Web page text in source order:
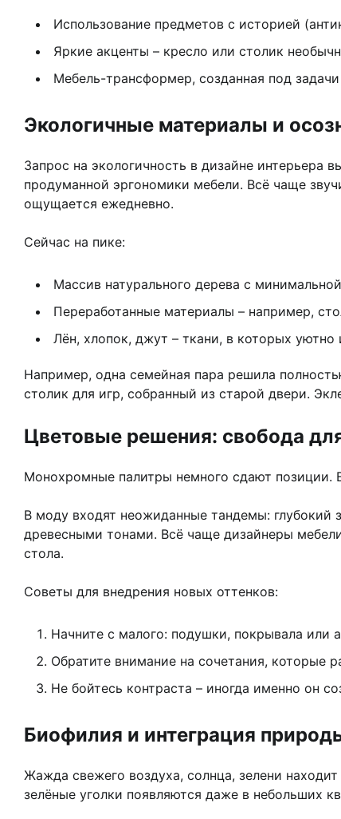
Использование предметов с историей
Яркие акценты – кресло или столик
Мебель-трансформер, созданная под
Экологичные материалы и
Запрос на экологичность в дизайне интерьера
продуманной эргономики мебели. Всё чаще
ощущается ежедневно.
Сейчас на пике:
Массив натурального дерева с
Переработанные материалы – например,
Лён, хлопок, джут – ткани, в которых уютно
Например, одна семейная пара решила
столик для игр, собранный из старой двери.
Цветовые решения: свобода
Монохромные палитры немного сдают позиции.
В моду входят неожиданные тандемы: глубокий
древесными тонами. Всё чаще дизайнеры
стола.
Советы для внедрения новых оттенков:
Начните с малого: подушки, покрывала или
Обратите внимание на сочетания, которые
Не бойтесь контраста – иногда именно он
Биофилия и интеграция
Жажда свежего воздуха, солнца, зелени
зелёные уголки появляются даже в небольших